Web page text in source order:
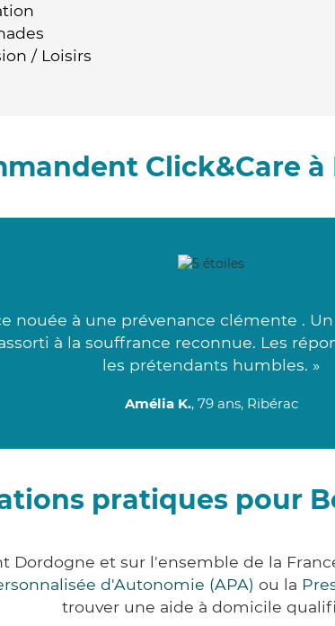
/ Loisirs
Click&Care
nouée à une prévenance clémente .
à la souffrance reconnue. Les
les prétendants humbles. »
Amélia K., 79 ans, Ribérac
pratiques pour
et sur l'ensemble de la
d'Autonomie (APA) ou la
trouver une aide à domicile